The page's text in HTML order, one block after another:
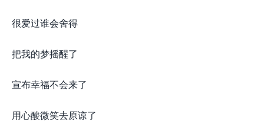
很爱过谁会舍得
把我的梦摇醒了
宣布幸福不会来了
用心酸微笑去原谅了